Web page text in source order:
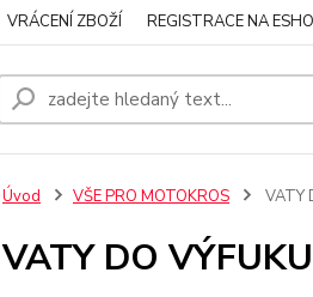
VRÁCENÍ ZBOŽÍ REGISTRACE NA
Úvod VŠE PRO MOTOKROS VATY
VATY DO VÝFUKU